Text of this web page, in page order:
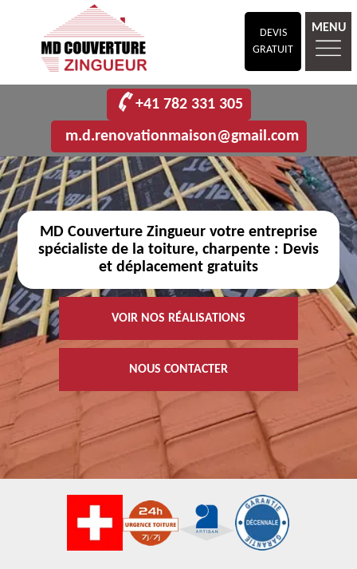
DEVIS
GRATUIT
MENU
+41 782 331 305
m.d.renovationmaison@gmail.com
MD Couverture Zingueur votre entreprise
spécialiste de la toiture, charpente : Devis
et déplacement gratuits
VOIR NOS RÉALISATIONS
NOUS CONTACTER